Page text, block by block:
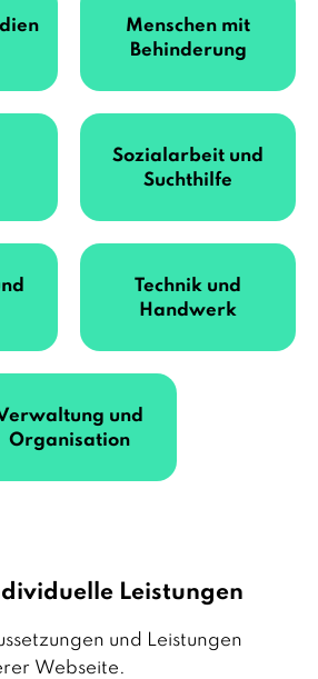
Menschen mit
Behinderung
Sozialarbeit und
Suchthilfe
Technik und
Handwerk
und
Organisation
Leistungen
und Leistungen
Webseite.